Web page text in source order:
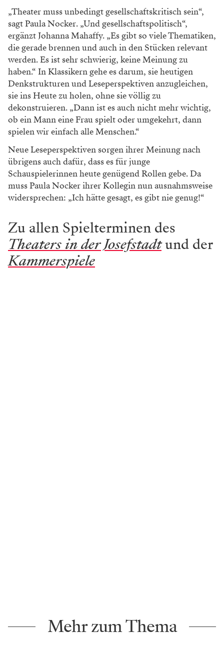
„Theater muss unbedingt gesellschaftskritisch sein“,
sagt Paula Nocker. „Und ge­­sellschaftspolitisch“,
ergänzt Johanna Ma­haffy. „Es gibt so viele Thematiken,
die gerade brennen und auch in den Stücken relevant
werden. Es ist sehr schwierig, keine Meinung zu
haben.“ In Klassikern gehe es darum, sie heutigen
Denkstrukturen und Leseperspektiven anzugleichen,
sie ins Heute zu holen, ohne sie völlig zu
dekonstruieren. „Dann ist es auch nicht mehr wichtig,
ob ein Mann eine Frau spielt oder umgekehrt, dann
spielen wir einfach alle Menschen.“
Neue Leseperspektiven sorgen ihrer Meinung nach
übrigens auch dafür, dass es für junge
Schauspielerinnen heute genügend Rollen gebe. Da
muss Paula Nocker ihrer Kollegin nun ausnahmsweise
widersprechen: „Ich hätte gesagt, es gibt nie genug!“
Zu allen Spielterminen des
Theaters in der Josefstadtund der
Kammerspiele
Mehr zum Thema